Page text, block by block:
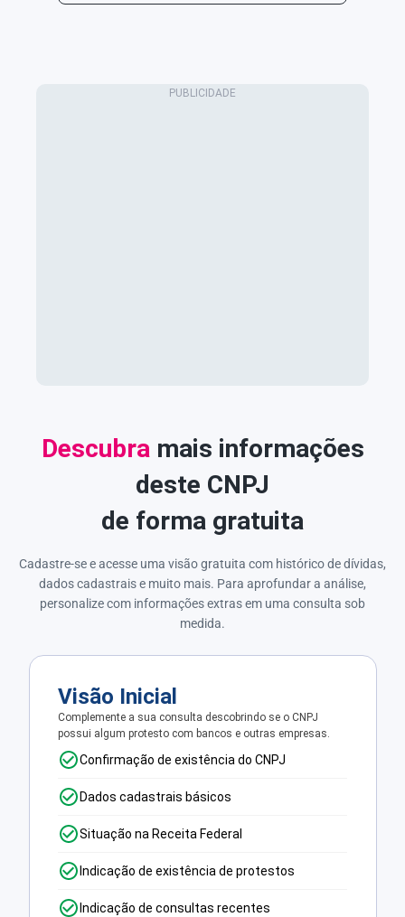
Descubra mais informações
deste CNPJ
de forma gratuita
Cadastre-se e acesse uma visão gratuita com histórico de dívidas,
dados cadastrais e muito mais. Para aprofundar a análise,
personalize com informações extras em uma consulta sob
medida.
Visão Inicial
Complemente a sua consulta descobrindo se o CNPJ
possui algum protesto com bancos e outras empresas.
Confirmação de existência do CNPJ
Dados cadastrais básicos
Situação na Receita Federal
Indicação de existência de protestos
Indicação de consultas recentes